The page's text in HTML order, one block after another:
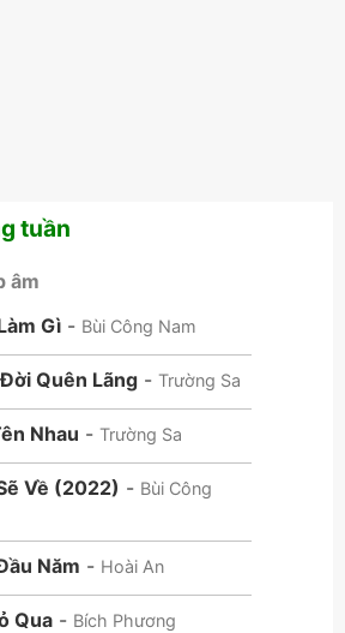
tuần
âm
Gì - Bùi Công Nam
Quên Lãng - Trường Sa
Nhau - Trường Sa
Về (2022) - Bùi Công
Năm - Hoài An
Qua - Bích Phương